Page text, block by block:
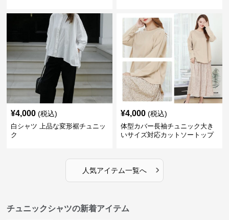
¥4,000 (税込)
白シャツ 上品な変形裾チュニッ
ク
¥4,000 (税込)
体型カバー長袖チュニック大き
いサイズ対応カットソートップ
人気アイテム一覧へ ›
チュニックシャツの新着アイテム